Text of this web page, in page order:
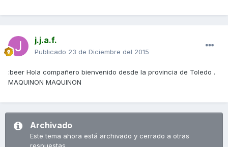
j.j.a.f.
Publicado 23 de Diciembre del 2015
:beer Hola compañero bienvenido desde la provincia de Toledo .
MAQUINON MAQUINON
Archivado
Este tema ahora está archivado y cerrado a otras